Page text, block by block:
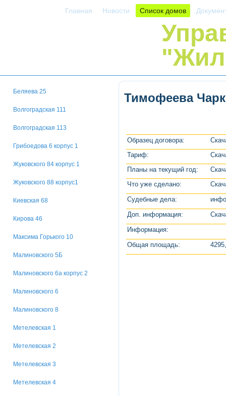
Главная Новости Список домов
Беляева 25
Волгоградская 111
Волгоградская 113
Грибоедова 6 корпус 1
Жуковского 84 корпус 1
Жуковского 88 корпус1
Киевская 68
Кирова 46
Максима Горького 10
Малиновского 5Б
Малиновского 6а корпус 2
Малиновского 6
Малиновского 8
Метелевская 1
Метелевская 2
Метелевская 3
Метелевская 4
Тимофеева
Образец договора:
Тариф:
Планы на текущий год:
Что уже сделано:
Судебные дела:
Доп. информация:
Информация:
Общая площадь: